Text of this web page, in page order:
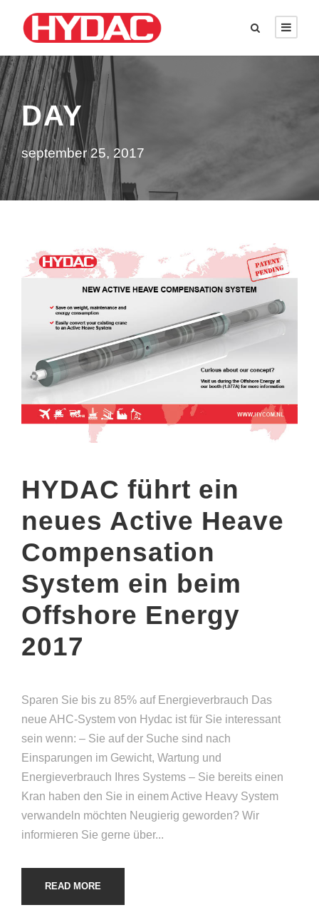
DAY
september 25, 2017
HYDAC führt ein
neues Active Heave
Compensation
System ein beim
Offshore Energy
2017
Sparen Sie bis zu 85% auf Energieverbrauch Das
neue AHC-System von Hydac ist für Sie interessant
sein wenn: – Sie auf der Suche sind nach
Einsparungen im Gewicht, Wartung und
Energieverbrauch Ihres Systems – Sie bereits einen
Kran haben den Sie in einem Active Heavy System
verwandeln möchten Neugierig geworden? Wir
informieren Sie gerne über...
READ MORE